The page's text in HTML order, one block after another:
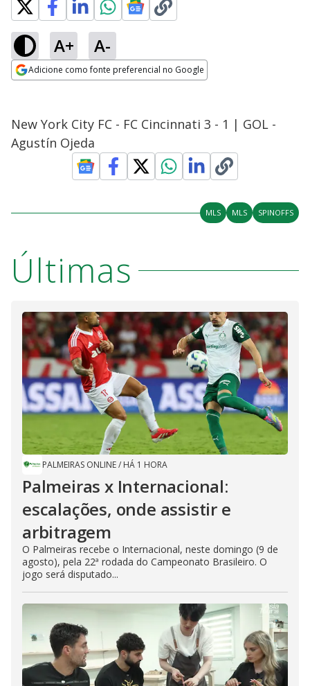
A+ A-
Adicione como fonte preferencial no Google
New York City FC - FC Cincinnati 3 - 1 | GOL -
Agustín Ojeda
MLS MLS SPINOFFS
Últimas
PALMEIRAS ONLINE/ HÁ 1 HORA
Palmeiras x Internacional:
escalações, onde assistir e
arbitragem
O Palmeiras recebe o Internacional, neste domingo (9 de
agosto), pela 22ª rodada do Campeonato Brasileiro. O
jogo será disputado...